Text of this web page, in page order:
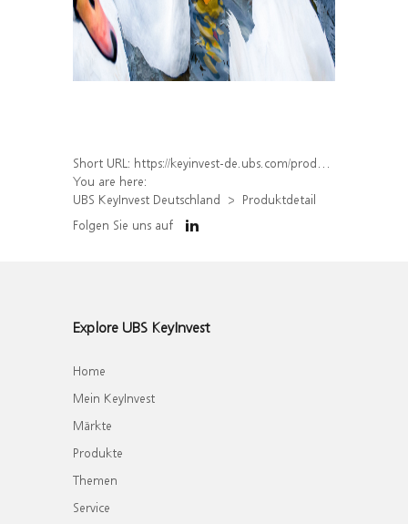
Short URL: https://keyinvest-de.ubs.com/produkt/detail/index/isin/DE000WA83WV5
You are here:
UBS KeyInvest Deutschland
Produktdetail
Folgen Sie uns auf
Explore UBS KeyInvest
Home
Mein KeyInvest
Märkte
Produkte
Themen
Service